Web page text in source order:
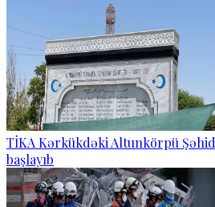
TİKA Kərkükdəki Altunkörpü
başlayıb